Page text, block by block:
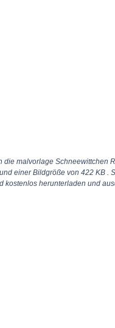
die malvorlage Schneewittchen
einer Bildgröße von 422 KB .
kostenlos herunterladen und